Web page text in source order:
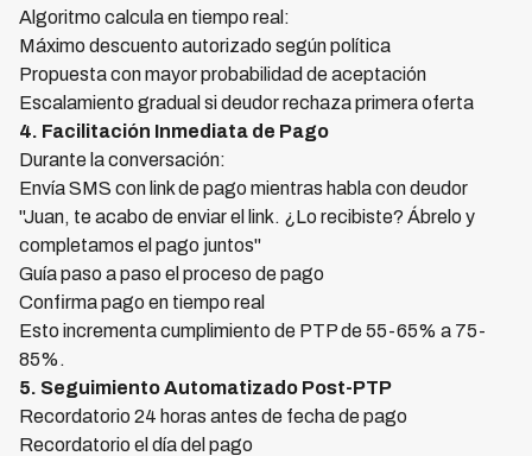
Algoritmo calcula en tiempo real:
Máximo descuento autorizado según política
Propuesta con mayor probabilidad de aceptación
Escalamiento gradual si deudor rechaza primera oferta
4. Facilitación Inmediata de Pago
Durante la conversación:
Envía SMS con link de pago mientras habla con deudor
"Juan, te acabo de enviar el link. ¿Lo recibiste? Ábrelo y
completamos el pago juntos"
Guía paso a paso el proceso de pago
Confirma pago en tiempo real
Esto incrementa cumplimiento de PTP de 55-65% a 75-
85%.
5. Seguimiento Automatizado Post-PTP
Recordatorio 24 horas antes de fecha de pago
Recordatorio el día del pago